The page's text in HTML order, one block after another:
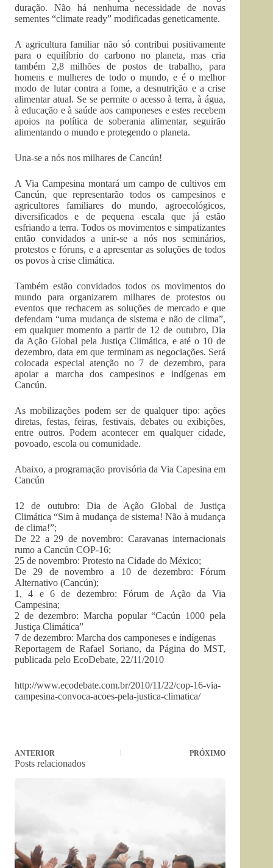
duração. Não há nenhuma necessidade de novas
sementes “climate ready” modificadas geneticamente.
A agricultura familiar não só contribui positivamente
para o equilíbrio do carbono no planeta, mas cria
também 2,8 milhões de postos de trabalho, para
homens e mulheres de todo o mundo, e é o melhor
modo de lutar contra a fome, a desnutrição e a crise
alimentar atual. Se se permite o acesso à terra, à água,
à educação e à saúde aos camponeses e estes recebem
apoios na política de soberania alimentar, seguirão
alimentando o mundo e protegendo o planeta.
Una-se a nós nos milhares de Cancún!
A Via Campesina montará um campo de cultivos em
Cancún, que representarão todos os campesinos e
agricultores familiares do mundo, agroecológicos,
diversificados e de pequena escala que já estão
esfriando a terra. Todos os movimentos e simpatizantes
então convidados a unir-se a nós nos seminários,
protestos e fóruns, e a apresentar as soluções de todos
os povos à crise climática.
Também estão convidados todos os movimentos do
mundo para organizarem milhares de protestos ou
eventos que rechacem as soluções de mercado e que
defendam “uma mudança de sistema e não de clima”,
em qualquer momento a partir de 12 de outubro, Dia
da Ação Global pela Justiça Climática, e até o 10 de
dezembro, data em que terminam as negociações. Será
colocada especial atenção no 7 de dezembro, para
apoiar a marcha dos campesinos e indígenas em
Cancún.
As mobilizações podem ser de qualquer tipo: ações
diretas, festas, feiras, festivais, debates ou exibições,
entre outros. Podem acontecer em qualquer cidade,
povoado, escola ou comunidade.
Abaixo, a programação provisória da Via Capesina em
Cancún
12 de outubro: Dia de Ação Global de Justiça
Climática “Sim à mudança de sistema! Não à mudança
de clima!”;
De 22 a 29 de novembro: Caravanas internacionais
rumo a Cancún COP-16;
25 de novembro: Protesto na Cidade do México;
De 29 de novembro a 10 de dezembro: Fórum
Alternativo (Cancún);
1, 4 e 6 de dezembro: Fórum de Ação da Via
Campesina;
2 de dezembro: Marcha popular “Cacún 1000 pela
Justiça Climática”
7 de dezembro: Marcha dos camponeses e indígenas
Reportagem de Rafael Soriano, da Página do MST,
publicada pelo EcoDebate, 22/11/2010
http://www.ecodebate.com.br/2010/11/22/cop-16-via-
campesina-convoca-acoes-pela-justica-climatica/
ANTERIOR PRÓXIMO
Posts relacionados